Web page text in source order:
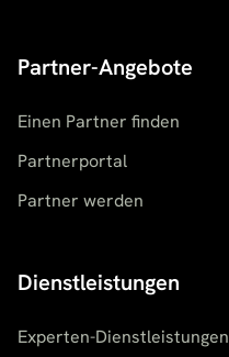
Partner-Angebote
Einen Partner finden
Partnerportal
Partner werden
Dienstleistungen
Experten-Dienstleistungen